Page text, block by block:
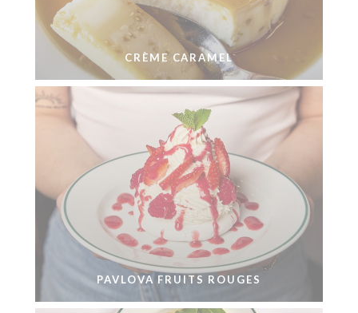
CRÈME CARAMEL
PAVLOVA FRUITS ROUGES